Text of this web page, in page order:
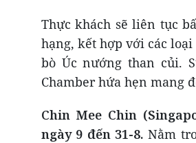
Thực khách sẽ liên tục
hạng, kết hợp với các
bò Úc nướng than củi.
Chamber hứa hẹn mang
Chin Mee Chin
ngày 9 đến 31-8.Nằm